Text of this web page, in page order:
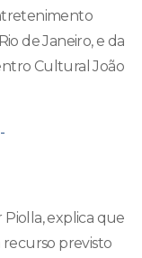
de Janeiro, e da
Cultural João
Piolla, explica que
recurso previsto